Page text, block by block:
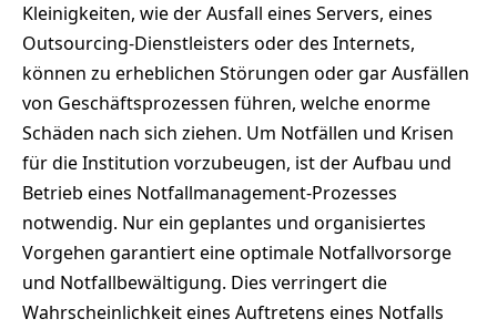
Kleinigkeiten, wie der Ausfall eines Servers, eines
Outsourcing-Dienstleisters oder des Internets,
können zu erheblichen Störungen oder gar Ausfällen
von Geschäftsprozessen führen, welche enorme
Schäden nach sich ziehen. Um Notfällen und Krisen
für die Institution vorzubeugen, ist der Aufbau und
Betrieb eines Notfallmanagement-Prozesses
notwendig. Nur ein geplantes und organisiertes
Vorgehen garantiert eine optimale Notfallvorsorge
und Notfallbewältigung. Dies verringert die
Wahrscheinlichkeit eines Auftretens eines Notfalls